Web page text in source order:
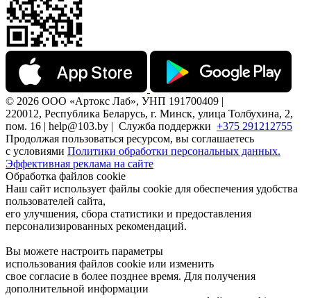
© 2026 ООО «Артокс Лаб», УНП 191700409 |
220012, Республика Беларусь, г. Минск, улица Толбухина, 2,
пом. 16 | help@103.by | Служба поддержки +375 291212755
Продолжая пользоваться ресурсом, вы соглашаетесь
с условиями Политики обработки персональных данных.
Эффективная реклама на сайте
Обработка файлов cookie
Наш сайт использует файлы cookie для обеспечения удобства
пользователей сайта,
его улучшения, сбора статистики и предоставления
персонализированных рекомендаций.
Вы можете настроить параметры
использования файлов cookie или изменить
свое согласие в более позднее время. Для получения
дополнительной информации